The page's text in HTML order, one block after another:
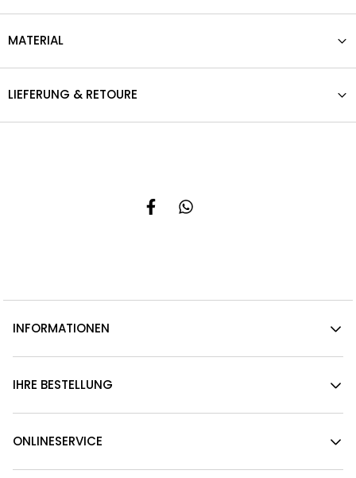
MATERIAL
LIEFERUNG & RETOURE
INFORMATIONEN
IHRE BESTELLUNG
ONLINESERVICE